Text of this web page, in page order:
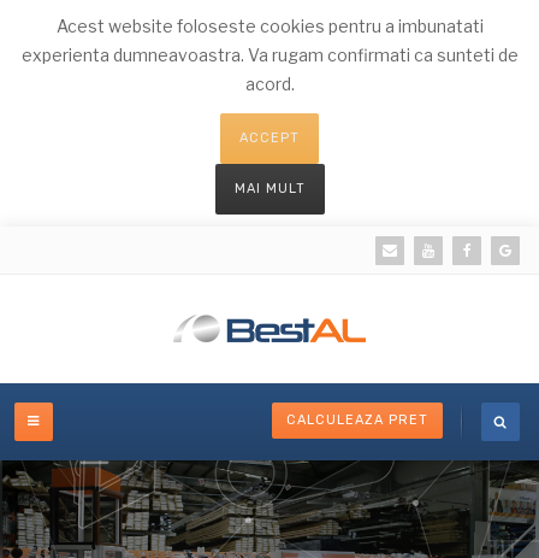
Acest website foloseste cookies pentru a imbunatati
experienta dumneavoastra. Va rugam confirmati ca sunteti de
acord.
ACCEPT
MAI MULT
CALCULEAZA PRET